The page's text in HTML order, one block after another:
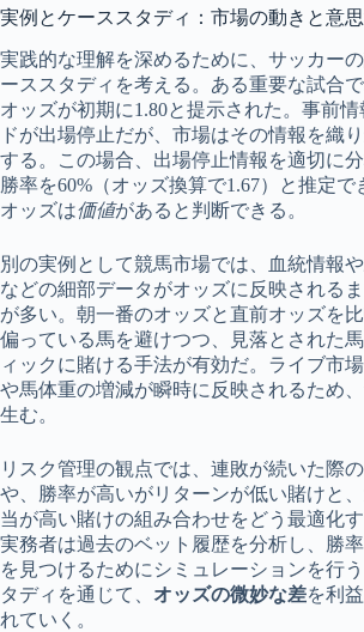
実例とケーススタディ：市場の動きと意
実践的な理解を深めるために、サッカー
ーススタディを考える。ある重要な試合
オッズが初期に1.80と提示された。事前
ドが出場停止だが、市場はその情報を織
する。この場合、出場停止情報を適切に
勝率を60%（オッズ換算で1.67）と推定で
オッズは価値があると判断できる。
別の実例として競馬市場では、血統情報
などの細部データがオッズに反映される
が多い。朝一番のオッズと直前オッズを
偏っている馬を避けつつ、見落とされた
ィックに賭ける手法が有効だ。ライブ市
や馬体重の増減が瞬時に反映されるため
生む。
リスク管理の観点では、連敗が続いた際
や、勝率が高いがリターンが低い賭けと
当が高い賭けの組み合わせをどう最適化
実務者は過去のベット履歴を分析し、勝
を見つけるためにシミュレーションを行
タディを通じて、 オッズの微妙な差を利
れていく。